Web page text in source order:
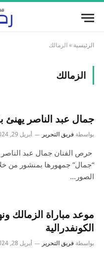
الرئيسية » الزمالك
الزمالك
جمال عبد الناصر يهنئ
بواسطة فريق التحرير أبريل 29, 2024
حرص الفنان جمال عبد
“جمال” جمهورها بمنشور من
الصور…
موعد مباراة الزمالك
الكونفدرالية
بواسطة فريق التحرير أبريل 28, 2024